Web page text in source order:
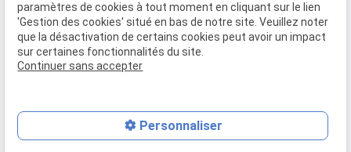
Nos réalisations
Actualités
Contact
paramètres de cookies à tout moment en cliquant sur le lien
'Gestion des cookies' situé en bas de notre site. Veuillez noter
que la désactivation de certains cookies peut avoir un impact
sur certaines fonctionnalités du site.
Continuer sans accepter
Personnaliser